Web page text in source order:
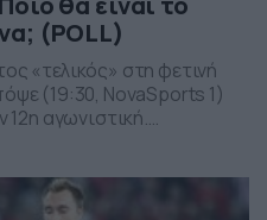
(POLL)
«τελικός» στη φετινή
(19:30, NovaSports 1)
12η αγωνιστική.
αλλά σαφώς και
«ερυθρόλευκοι» θέλουν